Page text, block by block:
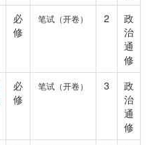
必
修
笔试（开卷） 2
政
治
通
修
必
修
笔试（开卷） 3
政
治
通
修